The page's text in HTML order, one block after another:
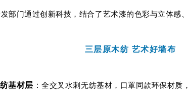
部门通过创新科技，结合了艺术漆的色彩与立体感
三层原木纺 艺术好墙布
基材层 ：全交叉水刺无纺基材，口罩同款环保材质